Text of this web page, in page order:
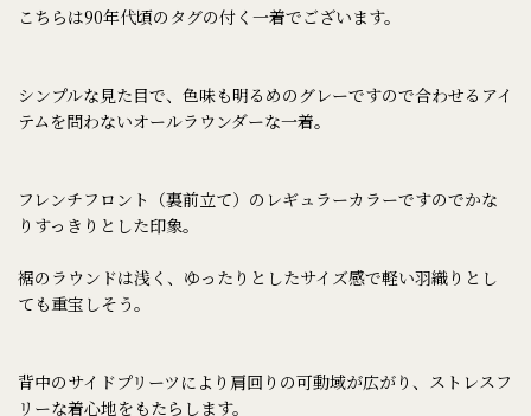
こちらは90年代頃のタグの付く一着でございます。
シンプルな見た目で、色味も明るめのグレーですので合わせるアイ
テムを問わないオールラウンダーな一着。
フレンチフロント（裏前立て）のレギュラーカラーですのでかな
りすっきりとした印象。
裾のラウンドは浅く、ゆったりとしたサイズ感で軽い羽織りとし
ても重宝しそう。
背中のサイドプリーツにより肩回りの可動域が広がり、ストレスフ
リーな着心地をもたらします。